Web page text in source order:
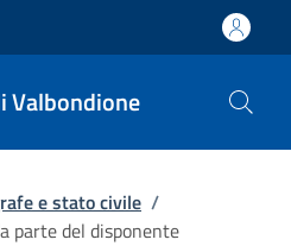
Valbondione
e stato civile /
parte del disponente